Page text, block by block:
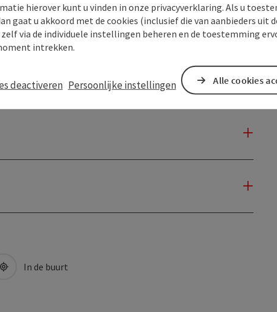
In de buurt
hierover kunt u vinden in onze privacyverklaring. Als u
gaat u akkoord met de cookies (inclusief die van aanbieders uit
zelf via de individuele instellingen beheren en de toestemming
intrekken.
deactiveren Persoonlijke instellingen Alle cookies